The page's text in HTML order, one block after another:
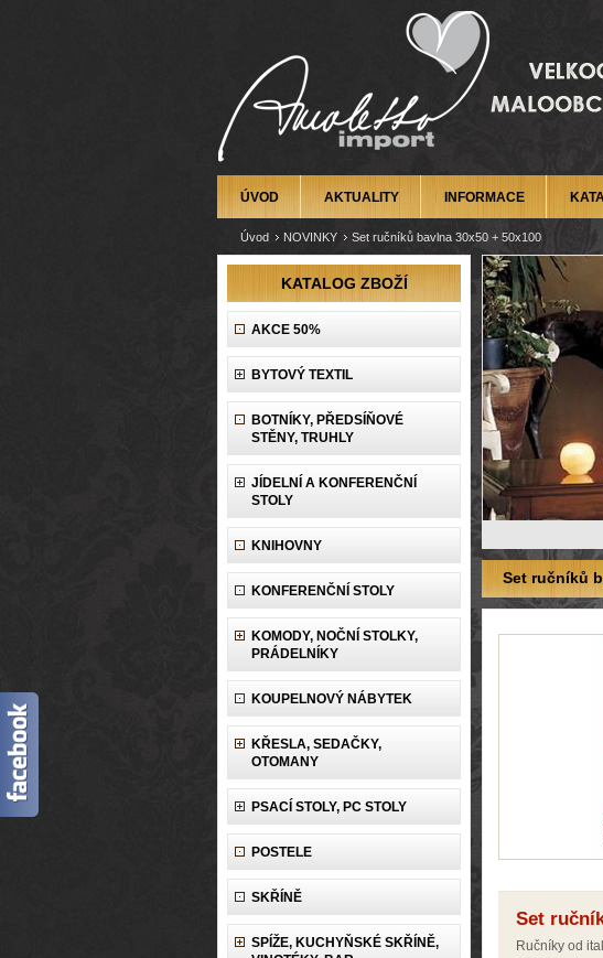
ÚVOD AKTUALITY INFORMACE
Úvod NOVINKY Set ručníků bavlna 30x50 + 50x100
KATALOG ZBOŽÍ
AKCE 50%
BYTOVÝ TEXTIL
BOTNÍKY, PŘEDSÍŇOVÉ
STĚNY, TRUHLY
JÍDELNÍ A KONFERENČNÍ
STOLY
KNIHOVNY
KONFERENČNÍ STOLY
KOMODY, NOČNÍ STOLKY,
PRÁDELNÍKY
KOUPELNOVÝ NÁBYTEK
KŘESLA, SEDAČKY,
OTOMANY
PSACÍ STOLY, PC STOLY
POSTELE
SKŘÍNĚ
SPÍŽE, KUCHYŇSKÉ SKŘÍNĚ,
Set ručníků
Set
Ručníky od